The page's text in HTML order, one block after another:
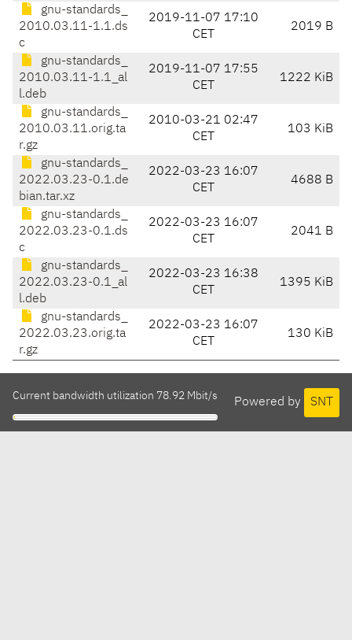
gnu-standards_
2010.03.11-1.1.ds
c
2019-11-07 17:10
CET
2019 B
gnu-standards_
2010.03.11-1.1_al
l.deb
2019-11-07 17:55
CET
1222 KiB
gnu-standards_
2010.03.11.orig.ta
r.gz
2010-03-21 02:47
CET
103 KiB
gnu-standards_
2022.03.23-0.1.de
bian.tar.xz
2022-03-23 16:07
CET
4688 B
gnu-standards_
2022.03.23-0.1.ds
c
2022-03-23 16:07
CET
2041 B
gnu-standards_
2022.03.23-0.1_al
l.deb
2022-03-23 16:38
CET
1395 KiB
gnu-standards_
2022.03.23.orig.ta
r.gz
2022-03-23 16:07
CET
130 KiB
Powered by SNT
Current bandwidth utilization 78.92 Mbit/s